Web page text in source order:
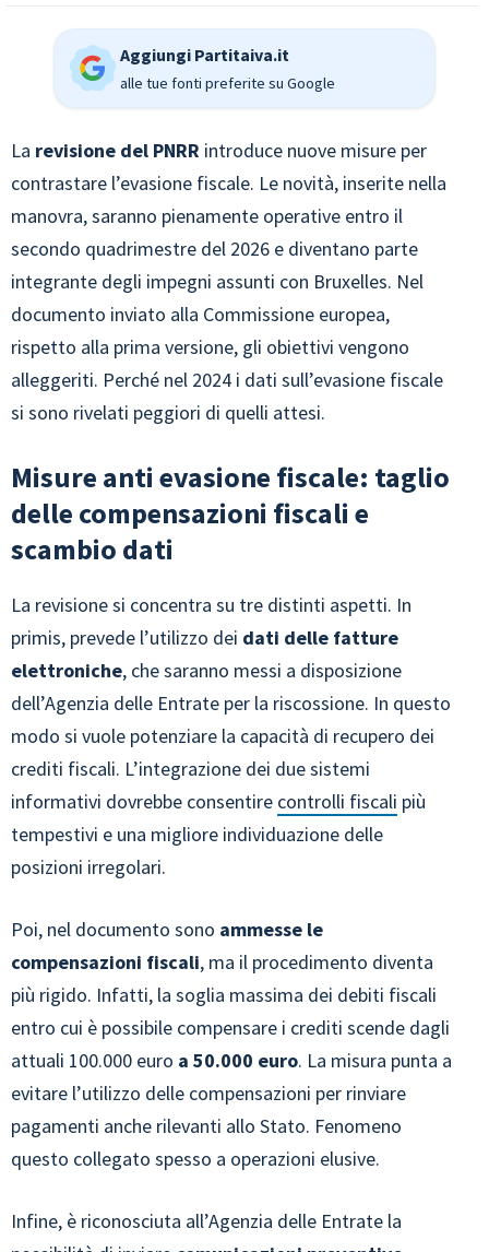
Aggiungi Partitaiva.it
alle tue fonti preferite su Google
La revisione del PNRR introduce nuove misure per
contrastare l’evasione fiscale. Le novità, inserite nella
manovra, saranno pienamente operative entro il
secondo quadrimestre del 2026 e diventano parte
integrante degli impegni assunti con Bruxelles. Nel
documento inviato alla Commissione europea,
rispetto alla prima versione, gli obiettivi vengono
alleggeriti. Perché nel 2024 i dati sull’evasione fiscale
si sono rivelati peggiori di quelli attesi.
Misure anti evasione fiscale: taglio
delle compensazioni fiscali e
scambio dati
La revisione si concentra su tre distinti aspetti. In
primis, prevede l’utilizzo dei dati delle fatture
elettroniche, che saranno messi a disposizione
dell’Agenzia delle Entrate per la riscossione. In questo
modo si vuole potenziare la capacità di recupero dei
crediti fiscali. L’integrazione dei due sistemi
informativi dovrebbe consentire controlli fiscali più
tempestivi e una migliore individuazione delle
posizioni irregolari.
Poi, nel documento sono ammesse le
compensazioni fiscali, ma il procedimento diventa
più rigido. Infatti, la soglia massima dei debiti fiscali
entro cui è possibile compensare i crediti scende dagli
attuali 100.000 euro a 50.000 euro. La misura punta a
evitare l’utilizzo delle compensazioni per rinviare
pagamenti anche rilevanti allo Stato. Fenomeno
questo collegato spesso a operazioni elusive.
Infine, è riconosciuta all’Agenzia delle Entrate la